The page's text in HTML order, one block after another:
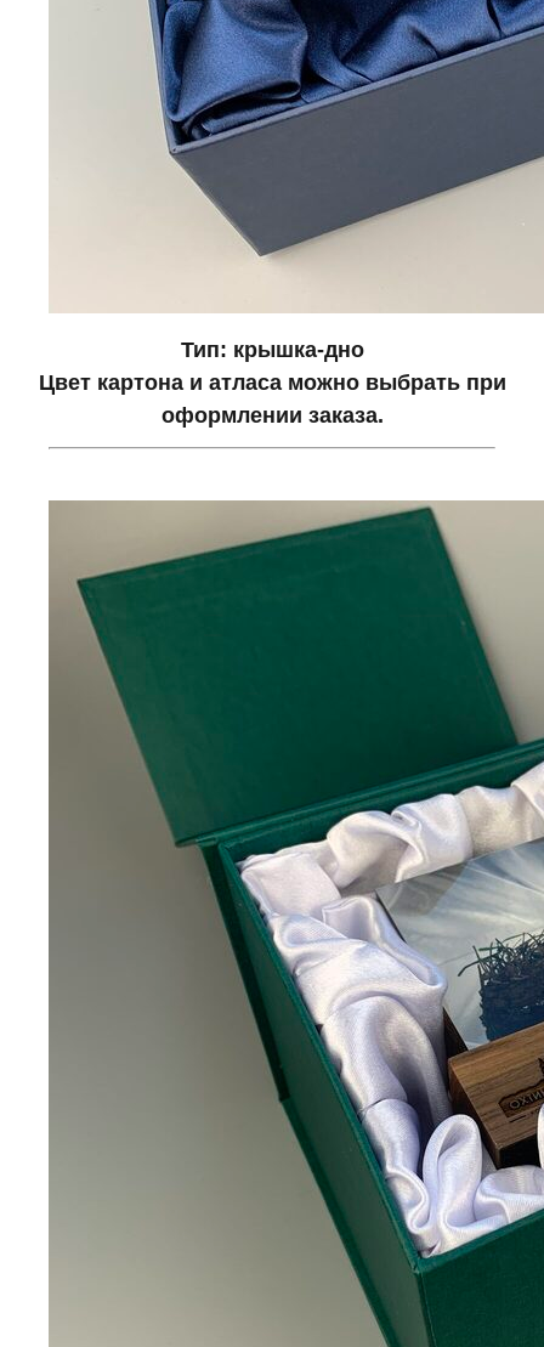
Тип: крышка-дно
Цвет картона и атласа можно выбрать при
оформлении заказа.